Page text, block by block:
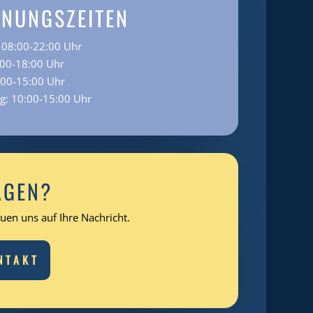
22:00 Uhr
18:00 Uhr
15:00 Uhr
10:00-15:00 Uhr
uns auf Ihre Nachricht.